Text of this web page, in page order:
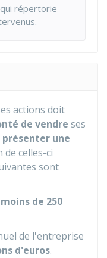
qui répertorie
actions doit
de vendre ses
présenter une
celles-ci
sont
moins de 250
de l'entreprise
d'euros.